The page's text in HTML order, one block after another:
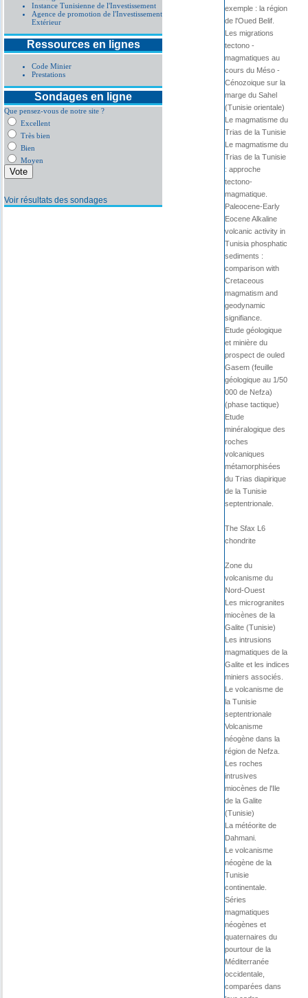
Instance Tunisienne de l'Investissement
Agence de promotion de l'Investissement
Extérieur
Ressources en lignes
Code Minier
Prestations
Sondages en ligne
Que pensez-vous de notre site ?
Excellent
Très bien
Bien
Moyen
Voir résultats des sondages
exemple : la région
de l'Oued Belif.
Les migrations
tectono -
magmatiques au
cours du Méso -
Cénozoique sur la
marge du Sahel
(Tunisie orientale)
Le magmatisme du
Trias de la Tunisie
Le magmatisme du
Trias de la Tunisie
: approche
tectono-
magmatique.
Paleocene-Early
Eocene Alkaline
volcanic activity in
Tunisia phosphatic
sediments :
comparison with
Cretaceous
magmatism and
geodynamic
signifiance.
Etude géologique
et minière du
prospect de ouled
Gasem (feuille
géologique au 1/50
000 de Nefza)
(phase tactique)
Etude
minéralogique des
roches
volcaniques
métamorphisées
du Trias diapirique
de la Tunisie
septentrionale.
The Sfax L6
chondrite
Zone du
volcanisme du
Nord-Ouest
Les microgranites
miocènes de la
Galite (Tunisie)
Les intrusions
magmatiques de la
Galite et les indices
miniers associés.
Le volcanisme de
la Tunisie
septentrionale
Volcanisme
néogène dans la
région de Nefza.
Les roches
intrusives
miocènes de l'Ile
de la Galite
(Tunisie)
La météorite de
Dahmani.
Le volcanisme
néogène de la
Tunisie
continentale.
Séries
magmatiques
néogènes et
quaternaires du
pourtour de la
Méditerranée
occidentale,
comparées dans